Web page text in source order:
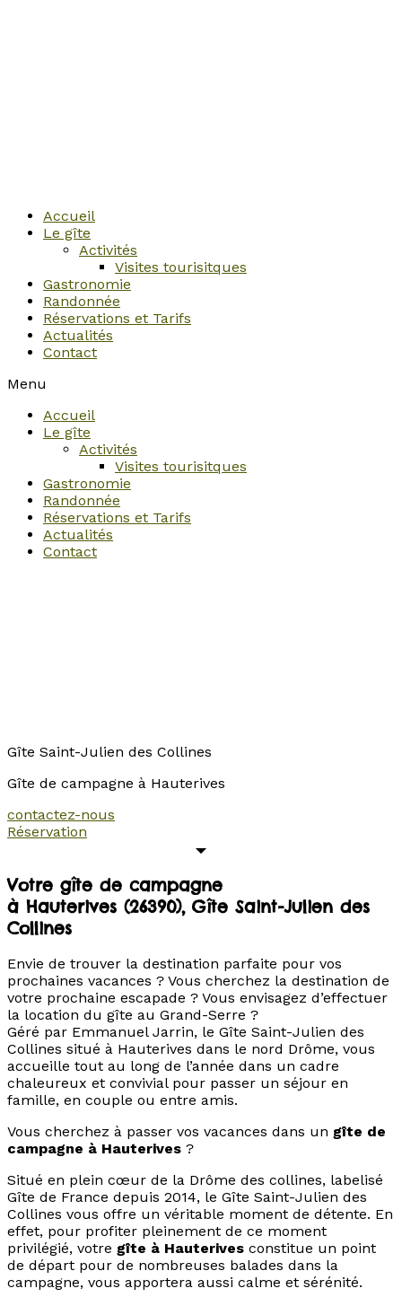
Accueil
Le gîte
Activités
Visites tourisitques
Gastronomie
Randonnée
Réservations et Tarifs
Actualités
Contact
Menu
Accueil
Le gîte
Activités
Visites tourisitques
Gastronomie
Randonnée
Réservations et Tarifs
Actualités
Contact
Gîte Saint-Julien des Collines
Gîte de campagne à Hauterives
contactez-nous
Réservation
Votre gîte de campagne
à Hauterives (26390), Gîte Saint-Julien des
Collines
Envie de trouver la destination parfaite pour vos
prochaines vacances ? Vous cherchez la destination de
votre prochaine escapade ? Vous envisagez d’effectuer
la location du gîte au Grand-Serre ?
Géré par Emmanuel Jarrin, le Gîte Saint-Julien des
Collines situé à Hauterives dans le nord Drôme, vous
accueille tout au long de l’année dans un cadre
chaleureux et convivial pour passer un séjour en
famille, en couple ou entre amis.
Vous cherchez à passer vos vacances dans un gîte de
campagne à Hauterives ?
Situé en plein cœur de la Drôme des collines, labelisé
Gîte de France depuis 2014, le Gîte Saint-Julien des
Collines vous offre un véritable moment de détente. En
effet, pour profiter pleinement de ce moment
privilégié, votre gîte à Hauterives constitue un point
de départ pour de nombreuses balades dans la
campagne, vous apportera aussi calme et sérénité.